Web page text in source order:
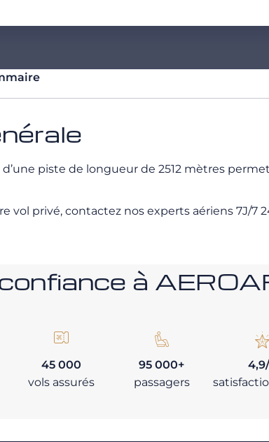
d’une piste de longueur de 2512 mètres
vol privé, contactez nos experts aériens 7J/7
à
45 000
vols assurés
95 000+
passagers